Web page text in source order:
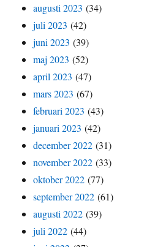
augusti 2023 (34)
juli 2023 (42)
juni 2023 (39)
maj 2023 (52)
april 2023 (47)
mars 2023 (67)
februari 2023 (43)
januari 2023 (42)
december 2022 (31)
november 2022 (33)
oktober 2022 (77)
september 2022 (61)
augusti 2022 (39)
juli 2022 (44)